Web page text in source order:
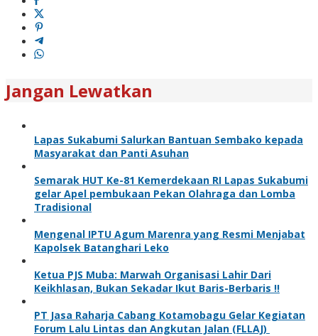
Jangan Lewatkan
Lapas Sukabumi Salurkan Bantuan Sembako kepada
Masyarakat dan Panti Asuhan
Semarak HUT Ke-81 Kemerdekaan RI Lapas Sukabumi
gelar Apel pembukaan Pekan Olahraga dan Lomba
Tradisional
Mengenal IPTU Agum Marenra yang Resmi Menjabat
Kapolsek Batanghari Leko
Ketua PJS Muba: Marwah Organisasi Lahir Dari
Keikhlasan, Bukan Sekadar Ikut Baris-Berbaris !!
PT Jasa Raharja Cabang Kotamobagu Gelar Kegiatan
Forum Lalu Lintas dan Angkutan Jalan (FLLAJ)